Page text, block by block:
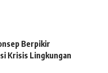
Berpikir
Krisis Lingkungan